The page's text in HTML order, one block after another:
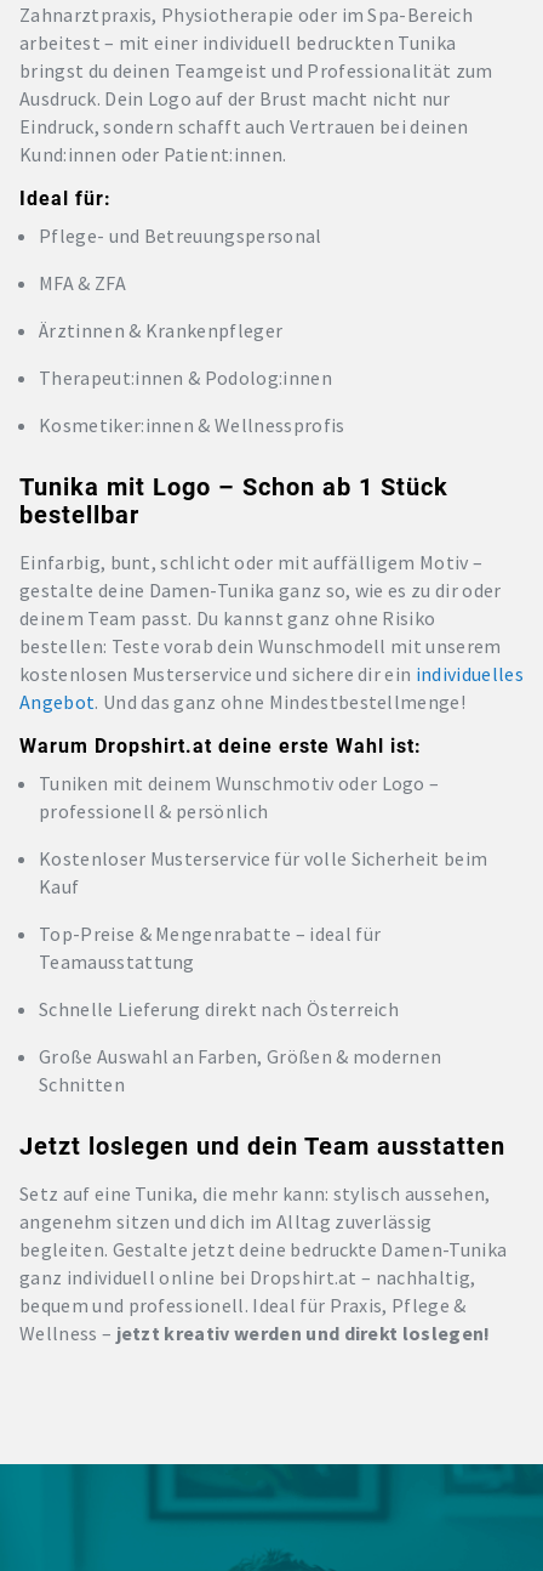
Zahnarztpraxis, Physiotherapie oder im Spa-Bereich
arbeitest – mit einer individuell bedruckten Tunika
bringst du deinen Teamgeist und Professionalität zum
Ausdruck. Dein Logo auf der Brust macht nicht nur
Eindruck, sondern schafft auch Vertrauen bei deinen
Kund:innen oder Patient:innen.
Ideal für:
Pflege- und Betreuungspersonal
MFA & ZFA
Ärztinnen & Krankenpfleger
Therapeut:innen & Podolog:innen
Kosmetiker:innen & Wellnessprofis
Tunika mit Logo – Schon ab 1 Stück
bestellbar
Einfarbig, bunt, schlicht oder mit auffälligem Motiv –
gestalte deine Damen-Tunika ganz so, wie es zu dir oder
deinem Team passt. Du kannst ganz ohne Risiko
bestellen: Teste vorab dein Wunschmodell mit unserem
kostenlosen Musterservice und sichere dir ein individuelles
Angebot. Und das ganz ohne Mindestbestellmenge!
Warum Dropshirt.at deine erste Wahl ist:
Tuniken mit deinem Wunschmotiv oder Logo –
professionell & persönlich
Kostenloser Musterservice für volle Sicherheit beim
Kauf
Top-Preise & Mengenrabatte – ideal für
Teamausstattung
Schnelle Lieferung direkt nach Österreich
Große Auswahl an Farben, Größen & modernen
Schnitten
Jetzt loslegen und dein Team ausstatten
Setz auf eine Tunika, die mehr kann: stylisch aussehen,
angenehm sitzen und dich im Alltag zuverlässig
begleiten. Gestalte jetzt deine bedruckte Damen-Tunika
ganz individuell online bei Dropshirt.at – nachhaltig,
bequem und professionell. Ideal für Praxis, Pflege &
Wellness – jetzt kreativ werden und direkt loslegen!